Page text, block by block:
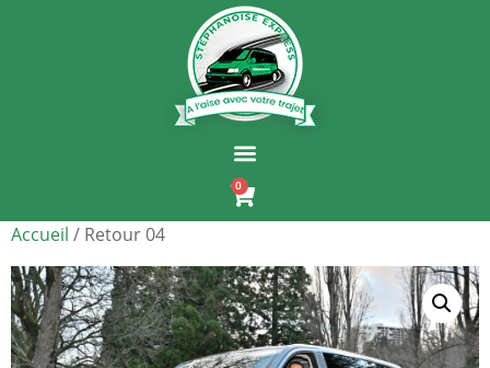
0
Accueil / Retour 04